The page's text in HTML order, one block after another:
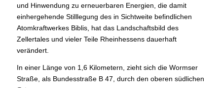
und Hinwendung zu erneuerbaren Energien, die damit
einhergehende Stilllegung des in Sichtweite befindlichen
Atomkraftwerkes Biblis, hat das Landschaftsbild des
Zellertales und vieler Teile Rheinhessens dauerhaft
verändert.
In einer Länge von 1,6 Kilometern, zieht sich die Wormser
Straße, als Bundesstraße B 47, durch den oberen südlichen